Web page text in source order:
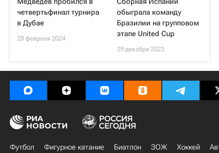
четвертьфинал турнира
в Дубае
28 февраля 2024
обыграла команду
Бразилии на групповом
этапе United Cup
29 декабря 2023
Футбол Фигурное катание Биатлон ЗОЖ Хоккей